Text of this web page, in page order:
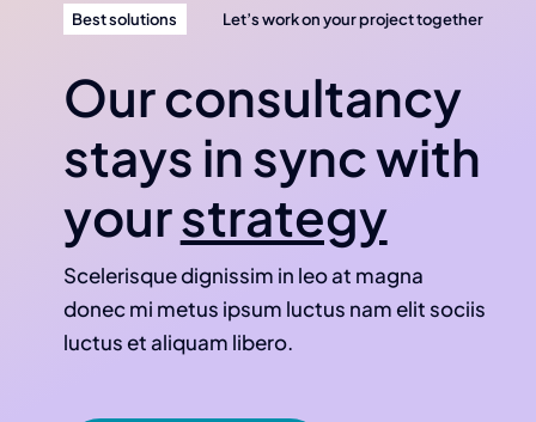
Best solutions Let’s work on your project together
Our consultancy
stays in sync with
yourstrategy
Scelerisque dignissim in leo at magna
donec mi metus ipsum luctus nam elit sociis
luctus et aliquam libero.